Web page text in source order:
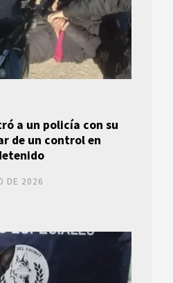
a un policía con su
de un control en
DE 2026